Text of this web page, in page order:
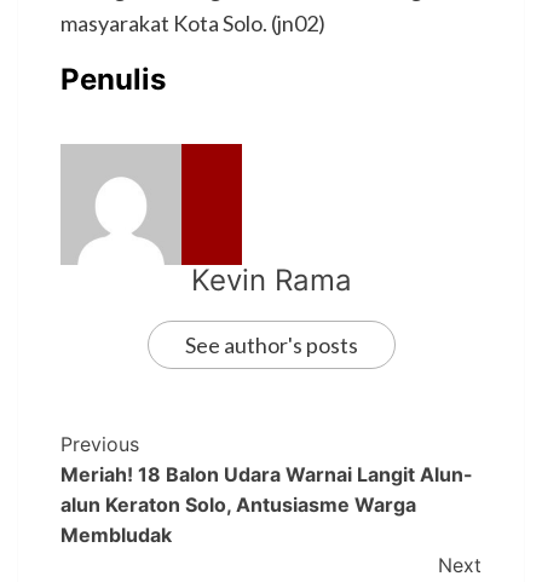
masyarakat Kota Solo. (jn02)
Penulis
Kevin Rama
See author's posts
Previous
Meriah! 18 Balon Udara Warnai Langit Alun-
alun Keraton Solo, Antusiasme Warga
Membludak
Next